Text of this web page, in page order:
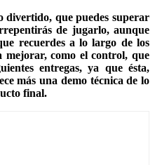
divertido, que puedes superar
de jugarlo, aunque
recuerdes a lo largo de los
mejorar, como el control, que
entregas, ya que ésta,
más una demo técnica de lo
final.